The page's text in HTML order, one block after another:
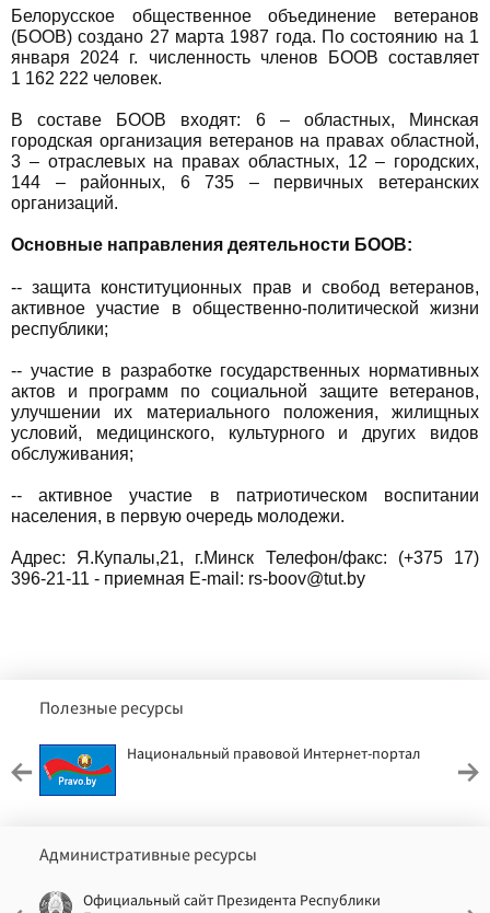
Белорусское общественное объединение ветеранов
(БООВ) создано 27 марта 1987 года. По состоянию на 1
января 2024 г. численность членов БООВ составляет
1 162 222 человек.
В составе БООВ входят: 6 – областных, Минская
городская организация ветеранов на правах областной,
3 – отраслевых на правах областных, 12 – городских,
144 – районных, 6 735 – первичных ветеранских
организаций.
Основные направления деятельности БООВ:
-- защита конституционных прав и свобод ветеранов,
активное участие в общественно-политической жизни
республики;
-- участие в разработке государственных нормативных
актов и программ по социальной защите ветеранов,
улучшении их материального положения, жилищных
условий, медицинского, культурного и других видов
обслуживания;
-- активное участие в патриотическом воспитании
населения, в первую очередь молодежи.
Адрес: Я.Купалы,21, г.Минск Телефон/факс: (+375 17)
396-21-11 - приемная Е-mail: rs-boov@tut.by
Полезные ресурсы
Национальный правовой Интернет-портал
Административные ресурсы
Официальный сайт Президента Республики